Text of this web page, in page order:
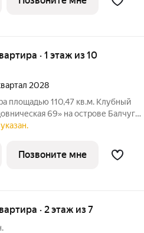
· 1 этаж из 10
2028
площадью 110,47 кв.м. Клубный
69» на острове Балчуг
Позвоните мне
· 2 этаж из 7